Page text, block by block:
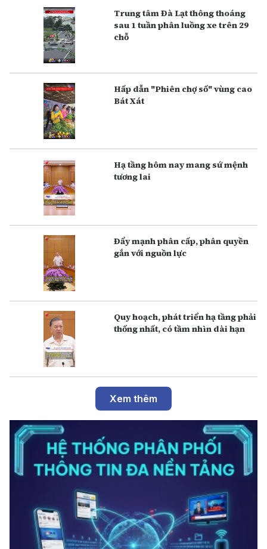
Trung tâm Đà Lạt thông thoáng
sau 1 tuần phân luồng xe trên 29
chỗ
Hấp dẫn "Phiên chợ số" vùng cao
Bát Xát
Hạ tầng hôm nay mang sứ mệnh
tương lai
Đẩy mạnh phân cấp, phân quyền
gắn với nguồn lực
Q uy hoạch, phát triển hạ tầng phải
thống nhất, có tầm nhìn dài hạn
Xem thêm